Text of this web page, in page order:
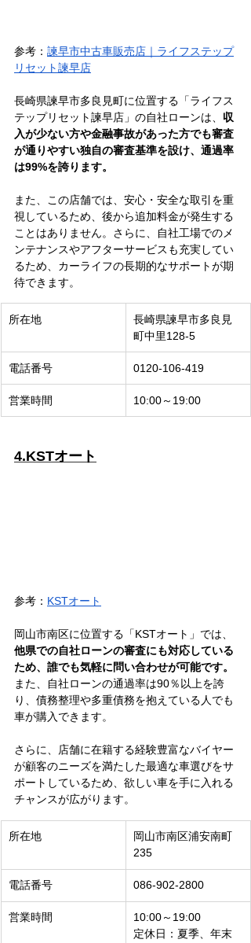
参考： 諫早市中古車販売店｜ライフステップ
リセット諫早店
長崎県諫早市多良見町に位置する「ライフス
テップリセット諫早店」の自社ローンは、 収
入が少ない方や金融事故があった方でも審査
が通りやすい独自の審査基準を設け、通過率
は99%を誇ります。
また、この店舗では、安心・安全な取引を重
視しているため、後から追加料金が発生する
ことはありません。さらに、自社工場でのメ
ンテナンスやアフターサービスも充実してい
るため、カーライフの長期的なサポートが期
待できます。
所在地
長崎県諫早市多良見
町中里128-5
電話番号 ​0120-106-419
営業時間 10:00～19:00
4.KSTオート
参考： KSTオート
岡山市南区に位置する「KSTオート」では、
他県での自社ローンの審査にも対応している
ため、誰でも気軽に問い合わせが可能です。
また、自社ローンの通過率は90％以上を誇
り、債務整理や多重債務を抱えている人でも
車が購入できます。
さらに、店舗に在籍する経験豊富なバイヤー
が顧客のニーズを満たした最適な車選びをサ
ポートしているため、欲しい車を手に入れる
チャンスが広がります。
所在地
岡山市南区浦安南町
235
電話番号 086-902-2800
営業時間
10:00～19:00
定休日：夏季、年末